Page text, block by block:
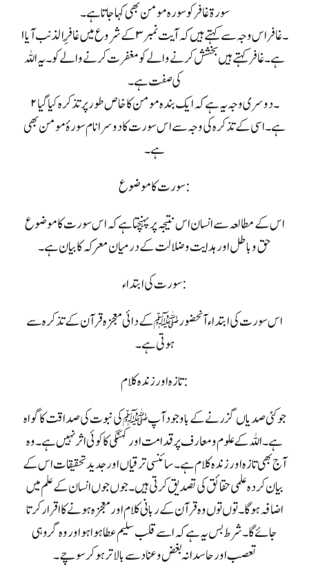
سورة غافر کو سورہ مومن بھی کہا جاتا ہے۔
۱۔ غافر اس وجہ سے کہتے ہیں کہ آیت نمبر ۳ کے شروع میں غافِرِ الذنب آیا
ہے۔ غافر کہتے ہیں بخشش کرنے والے کو مغفرت کرنے والے کو۔ یہ اللہ
کی صفت ہے۔
۲۔ دوسری وجہ یہ ہے کہ ایک بندہ مومن کا خاص طور پر تذکرہ کیا گیا
ہے۔ اسی کے تذکرہ کی وجہ سے اس سورت کا دوسرا نام سورۂ مومن بھی
ہے۔
سورت کا موضوع :
اس کے مطالعہ سے انسان اس نتیجہ پر پہنچتا ہے کہ اس سورت کا موضوع
حق و باطل اور ہدایت و ضلالت کے درمیان معرکہ کا بیان ہے۔
سورت کی ابتداء:
اس سورت کی ابتداء آنحضور ﷺ کے دائی معجزہ قرآن کے تذکرہ سے
ہوتی ہے۔
تازہ اور زندہ کلام :
جو کئی صدیاں گزرنے کے باوجود آپ ﷺ کی نبوت کی صداقت کا گواہ
ہے۔ اللہ کے علوم و معارف پر قدامت اور کہنگی کا کوئی اثر نہیں ہے۔ وہ
آج بھی تازہ اور زندہ کلام ہے۔ سائنسی ترقیاں اور جدید تحقیقات اس کے
بیان کردہ علمی حقائق کی تصدیق کرتی ہیں۔ جوں جوں انسان کے علم میں
اضافہ ہوگا۔ توں توں وہ قرآن کے ربانی کلام اور معجزہ ہونے کا اقرار کرتا
جائے گا۔ شرط بس یہ ہے کہ اسے قلب سلیم عطا ہوا ہو اور وہ گروہی
تعصب اور حاسدانہ بغض و عناد سے بالا تر ہوکر سوچے۔